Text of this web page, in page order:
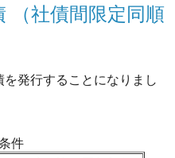
（社債間限定同順
を発行することになりまし
件